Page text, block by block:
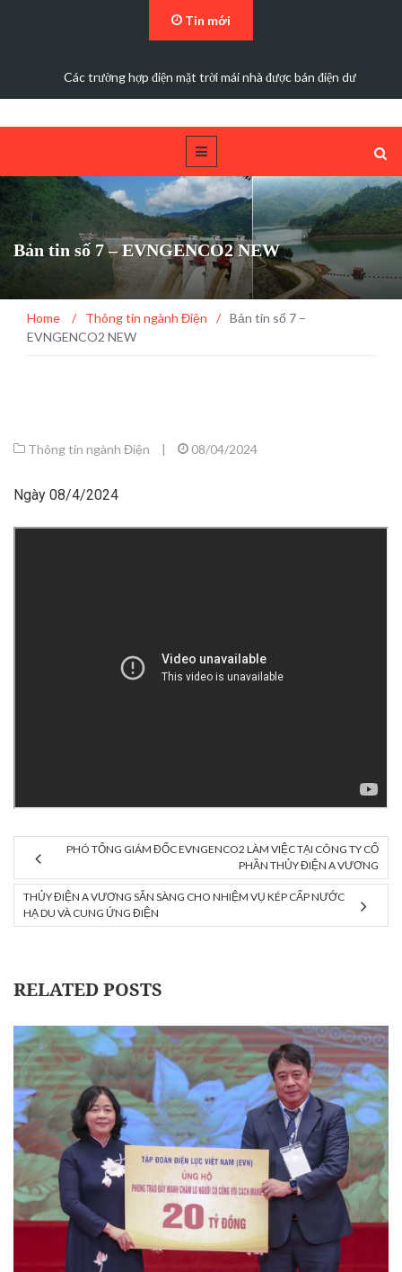
Tin mới
Các trường hợp điện mặt trời mái nhà được bán điện dư
Bản tin số 7 – EVNGENCO2 NEW
Home / Thông tin ngành Điện / Bản tin số 7 –
EVNGENCO2 NEW
Thông tin ngành Điện | 08/04/2024
Ngày 08/4/2024
PHÓ TỔNG GIÁM ĐỐC EVNGENCO2 LÀM VIỆC TẠI CÔNG TY CỔ
PHẦN THỦY ĐIỆN A VƯƠNG
THỦY ĐIỆN A VƯƠNG SẴN SÀNG CHO NHIỆM VỤ KÉP CẤP NƯỚC
HẠ DU VÀ CUNG ỨNG ĐIỆN
RELATED POSTS